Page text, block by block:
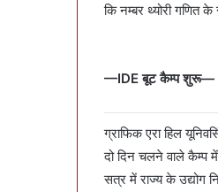
कि नम्बर थ्योरी गणित
—IDEबूट कैम्प शुरू—
ग्राफिक एरा हिल
दो दिन चलने वाले कैम्प
सत्र में राज्य के उद्योग